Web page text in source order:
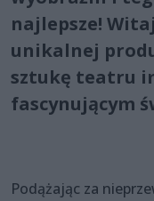
najlepsze!
unikalnej
sztukę teatru
fascynującym
Podążając za